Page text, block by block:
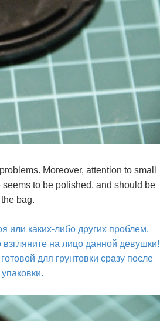
Moreover, attention to small
to be polished, and should be
bag.
или каких-либо других проблем.
на лицо данной девушки!
для грунтовки сразу после